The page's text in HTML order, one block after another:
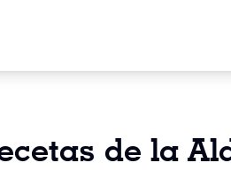
de la